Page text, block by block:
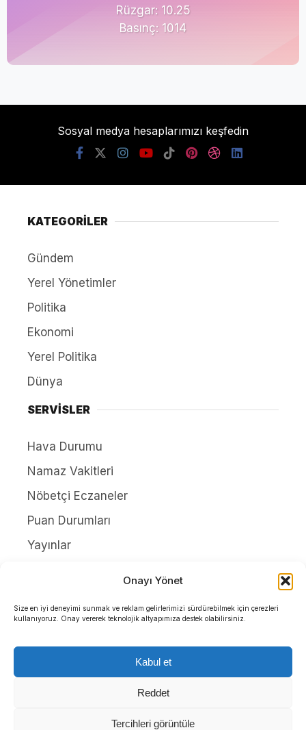
Onayı Yönet
Size en iyi deneyimi sunmak ve reklam gelirlerimizi sürdürebilmek için çerezleri
kullanıyoruz. Onay vererek teknolojik altyapımıza destek olabilirsiniz.
Kabul et
Reddet
Tercihleri görüntüle
Rüzgar: 10.25
Basınç: 1014
Sosyal medya hesaplarımızı keşfedin
KATEGORİLER
Gündem
Yerel Yönetimler
Politika
Ekonomi
Yerel Politika
Dünya
SERVİSLER
Hava Durumu
Namaz Vakitleri
Nöbetçi Eczaneler
Puan Durumları
Yayınlar
İletişim